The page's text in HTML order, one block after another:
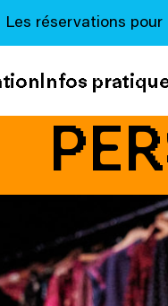
Les réservations
Infos